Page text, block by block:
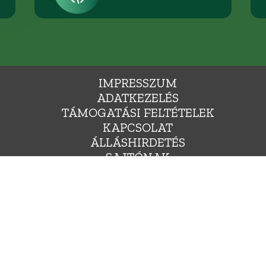
IMPRESSZUM
ADATKEZELÉS
TÁMOGATÁSI FELTÉTELEK
KAPCSOLAT
ÁLLÁSHIRDETÉS
SAJTÓNAK